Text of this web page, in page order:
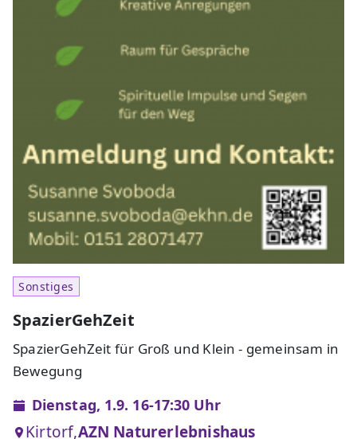
Sonstiges
SpazierGehZeit
SpazierGehZeit für Groß und Klein - gemeinsam in
Bewegung
Dienstag, 1.9. 16-17:30 Uhr
Kirtorf,AZN Naturerlebnishaus